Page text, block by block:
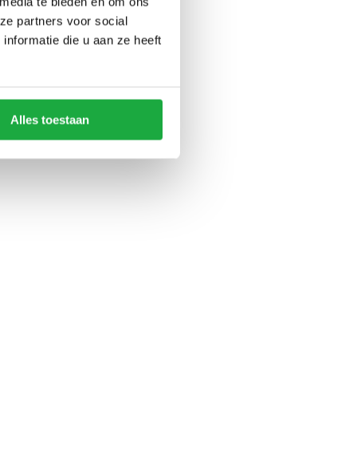
partners voor social
die u aan ze heeft
Alles toestaan